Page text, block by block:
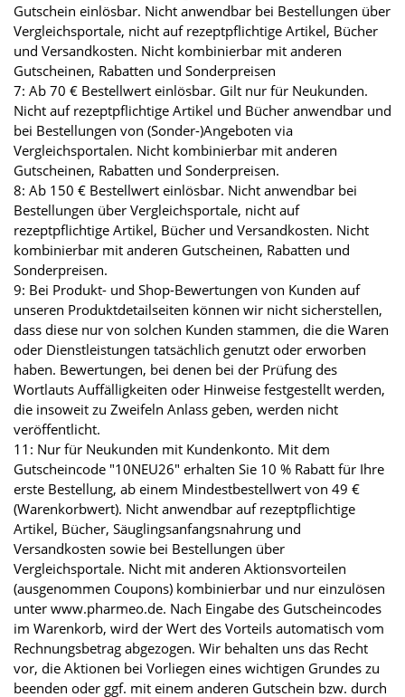
Gutschein einlösbar. Nicht anwendbar bei Bestellungen über
Vergleichsportale, nicht auf rezeptpflichtige Artikel, Bücher
und Versandkosten. Nicht kombinierbar mit anderen
Gutscheinen, Rabatten und Sonderpreisen
7: Ab 70 € Bestellwert einlösbar. Gilt nur für Neukunden.
Nicht auf rezeptpflichtige Artikel und Bücher anwendbar und
bei Bestellungen von (Sonder-)Angeboten via
Vergleichsportalen. Nicht kombinierbar mit anderen
Gutscheinen, Rabatten und Sonderpreisen.
8: Ab 150 € Bestellwert einlösbar. Nicht anwendbar bei
Bestellungen über Vergleichsportale, nicht auf
rezeptpflichtige Artikel, Bücher und Versandkosten. Nicht
kombinierbar mit anderen Gutscheinen, Rabatten und
Sonderpreisen.
9: Bei Produkt- und Shop-Bewertungen von Kunden auf
unseren Produktdetailseiten können wir nicht sicherstellen,
dass diese nur von solchen Kunden stammen, die die Waren
oder Dienstleistungen tatsächlich genutzt oder erworben
haben. Bewertungen, bei denen bei der Prüfung des
Wortlauts Auffälligkeiten oder Hinweise festgestellt werden,
die insoweit zu Zweifeln Anlass geben, werden nicht
veröffentlicht.
11: Nur für Neukunden mit Kundenkonto. Mit dem
Gutscheincode "10NEU26" erhalten Sie 10 % Rabatt für Ihre
erste Bestellung, ab einem Mindestbestellwert von 49 €
(Warenkorbwert). Nicht anwendbar auf rezeptpflichtige
Artikel, Bücher, Säuglingsanfangsnahrung und
Versandkosten sowie bei Bestellungen über
Vergleichsportale. Nicht mit anderen Aktionsvorteilen
(ausgenommen Coupons) kombinierbar und nur einzulösen
unter www.pharmeo.de. Nach Eingabe des Gutscheincodes
im Warenkorb, wird der Wert des Vorteils automatisch vom
Rechnungsbetrag abgezogen. Wir behalten uns das Recht
vor, die Aktionen bei Vorliegen eines wichtigen Grundes zu
beenden oder ggf. mit einem anderen Gutschein bzw. durch